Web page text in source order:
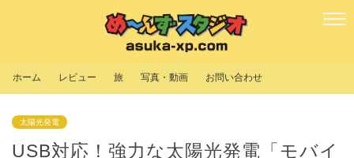
ホーム レビュー 旅 写真・動画 お問い合わせ
太陽光発電
USB対応！強力な太陽光発電「モバイ